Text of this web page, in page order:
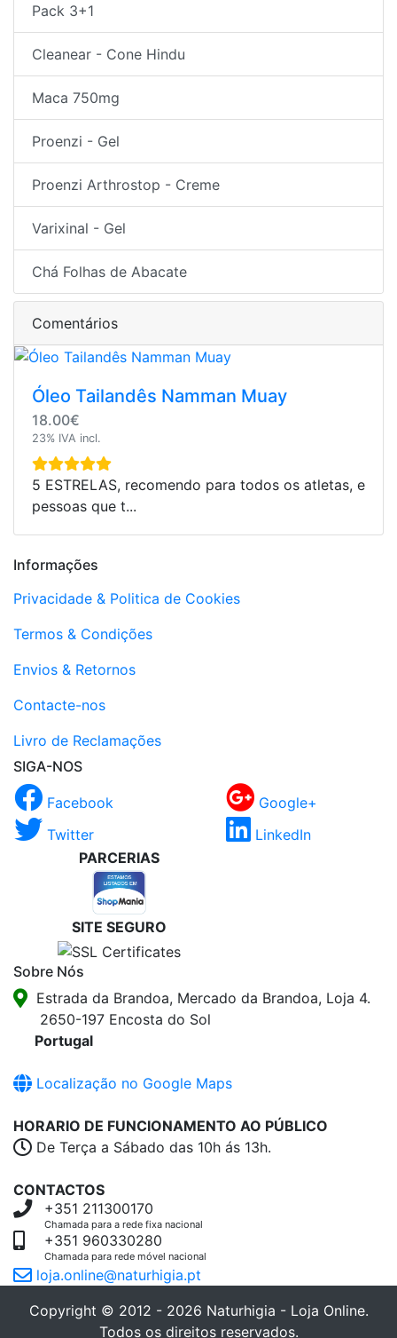
Pack 3+1
Cleanear - Cone Hindu
Maca 750mg
Proenzi - Gel
Proenzi Arthrostop - Creme
Varixinal - Gel
Chá Folhas de Abacate
Comentários
Óleo Tailandês Namman Muay
18.00€
23% IVA incl.
5 ESTRELAS, recomendo para todos os atletas, e
pessoas que t...
Informações
Privacidade & Politica de Cookies
Termos & Condições
Envios & Retornos
Contacte-nos
Livro de Reclamações
SIGA-NOS
Facebook
Google+
Twitter
LinkedIn
PARCERIAS
SITE SEGURO
Sobre Nós
Estrada da Brandoa, Mercado da Brandoa, Loja 4.
2650-197 Encosta do Sol
Portugal
Localização no Google Maps
HORARIO DE FUNCIONAMENTO AO PÚBLICO
De Terça a Sábado das 10h ás 13h.
CONTACTOS
+351 211300170
Chamada para a rede fixa nacional
+351 960330280
Chamada para rede móvel nacional
loja.online@naturhigia.pt
Copyright © 2012 - 2026 Naturhigia - Loja Online.
Todos os direitos reservados.